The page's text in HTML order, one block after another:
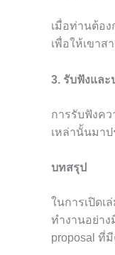
เมื่อท่านต้อ
เพื่อให้เขาส
3. รับฟังและ
การรับฟังค
เหล่านั้นมาป
บทสรุป
ในการเปิดเ
ทำงานอย่า
proposal ที่